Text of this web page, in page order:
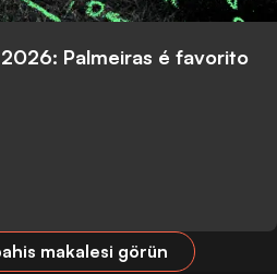
Palmeiras é favorito
makalesi görün